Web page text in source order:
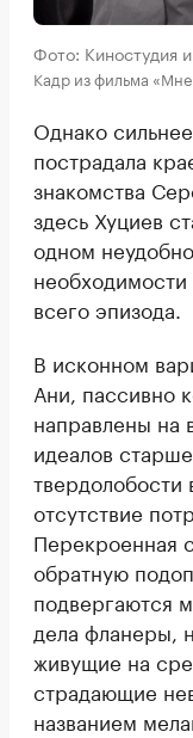
Фото: Киностудия
Кадр из фильма «Мне
Однако
пострадала
знакомства
здесь Хуциев
одном
всего эпизода.
В исконном
Ани, пассивно
направлены на
идеалов
твердолобости
отсутствие
Перекроенная
обратную
подвергаются
дела фланеры,
живущие на
страдающие
названием